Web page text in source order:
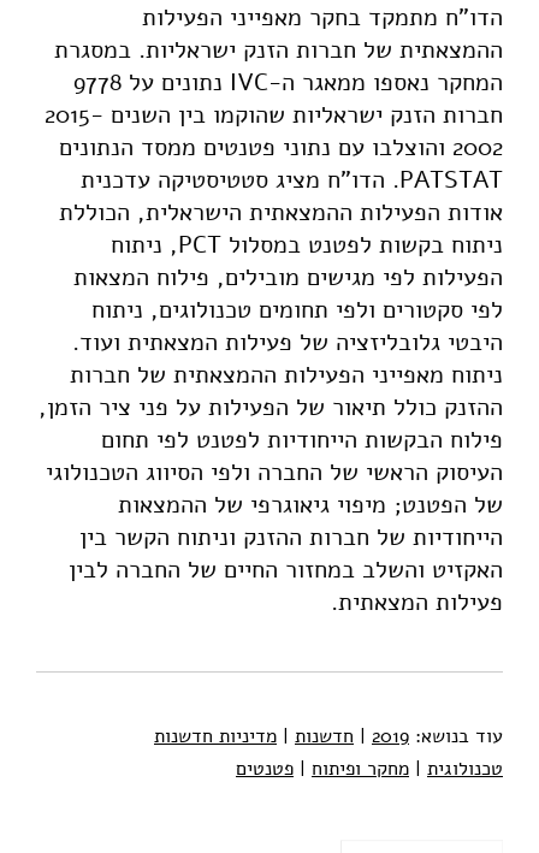
characteristics-of-start-ups
הדו"ח מתמקד בחקר מאפייני הפעילות
ההמצאתית של חברות הזנק ישראליות. במסגרת
המחקר נאספו ממאגר ה-IVC נתונים על 9778
חברות הזנק ישראליות שהוקמו בין השנים 2015-
2002 והוצלבו עם נתוני פטנטים ממסד הנתונים
PATSTAT. הדו"ח מציג סטטיסטיקה עדכנית
אודות הפעילות ההמצאתית הישראלית, הכוללת
ניתוח בקשות לפטנט במסלול PCT, ניתוח
הפעילות לפי מגישים מובילים, פילוח המצאות
לפי סקטורים ולפי תחומים טכנולוגים, ניתוח
היבטי גלובליזציה של פעילות המצאתית ועוד.
ניתוח מאפייני הפעילות ההמצאתית של חברות
ההזנק כולל תיאור של הפעילות על פני ציר הזמן,
פילוח הבקשות הייחודיות לפטנט לפי תחום
העיסוק הראשי של החברה ולפי הסיווג הטכנולוגי
של הפטנט; מיפוי גיאוגרפי של ההמצאות
הייחודיות של חברות ההזנק וניתוח הקשר בין
האקזיט והשלב במחזור החיים של החברה לבין
פעילות המצאתית.
עוד בנושא: 2019
| חדשנות | מדיניות חדשנות
טכנולוגית | מחקר ופיתוח | פטנטים